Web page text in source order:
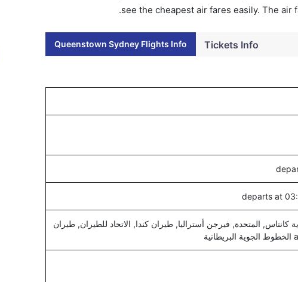
see the cheapest air fares easily. The air
Queenstown Sydney Flights Info Tickets Info
المتحدة, فيرجن أستراليا, طيران كندا, الاتحاد للطيران, طيران